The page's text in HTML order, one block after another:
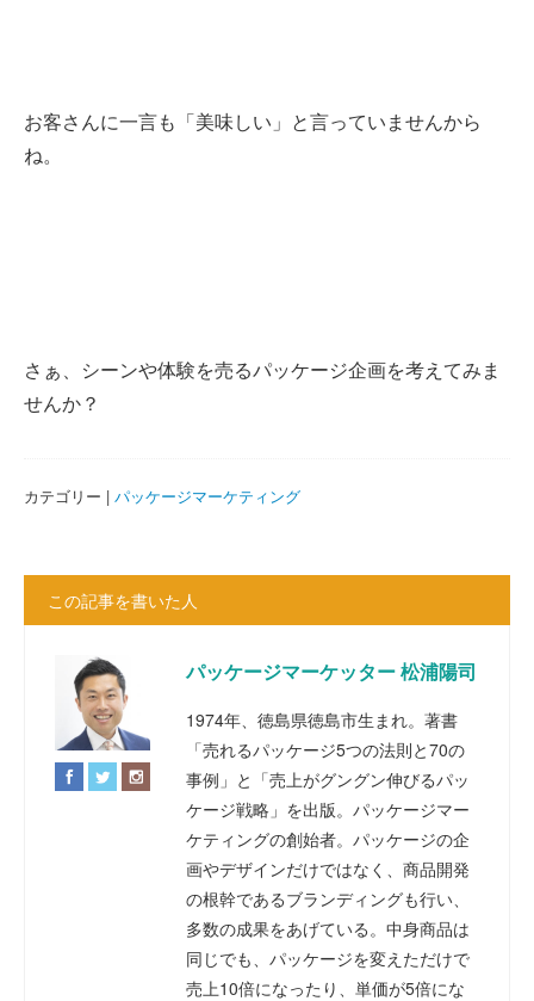
お客さんに一言も「美味しい」と言っていませんから
ね。
さぁ、シーンや体験を売るパッケージ企画を考えてみま
せんか？
カテゴリー | パッケージマーケティング
この記事を書いた人
パッケージマーケッター 松浦陽司
1974年、徳島県徳島市生まれ。著書
「売れるパッケージ5つの法則と70の
事例」と「売上がグングン伸びるパッ
ケージ戦略」を出版。パッケージマー
ケティングの創始者。パッケージの企
画やデザインだけではなく、商品開発
の根幹であるブランディングも行い、
多数の成果をあげている。中身商品は
同じでも、パッケージを変えただけで
売上10倍になったり、単価が5倍にな